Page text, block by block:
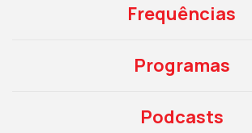
Frequências
Programas
Podcasts